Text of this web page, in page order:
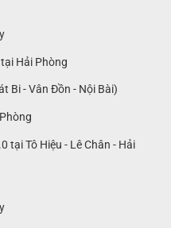
Hải Phòng
Bi - Vân Đồn - Nội Bài)
tại Tô Hiệu - Lê Chân - Hải